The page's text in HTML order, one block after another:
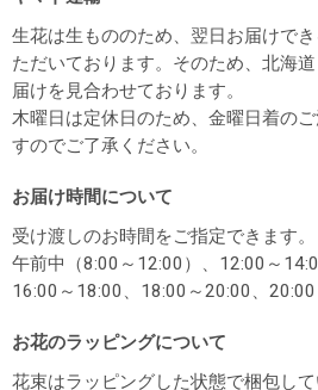
生花は生もののため、翌日お届けで
ただいております。そのため、北海
届けを見合わせております。
木曜日は定休日のため、金曜日着の
すのでご了承ください。
お届け時間について
受け渡しのお時間をご指定できます。
午前中（8:00～12:00）、12:00～
16:00～18:00、18:00～20:00、
お花のラッピングについて
花束はラッピングした状態で梱包して